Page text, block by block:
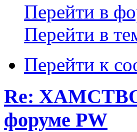
Перейти в
Перейти в
Перейти к
Re:
форуме PW